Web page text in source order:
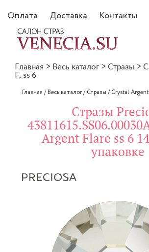
Оплата Доставка Контакты
Главная > Весь каталог > Стразы >
F, ss 6
Главная /Весь каталог/Стразы /Crystal Argent
Стразы
Argent Flare ss 6
упаковке